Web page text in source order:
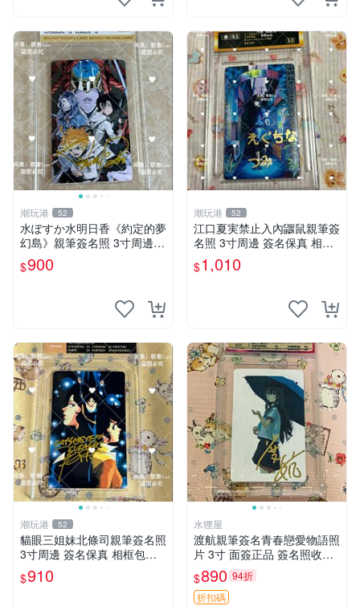
潮玩港 52
水ぽすか水明日香《約定的夢
幻島》親筆簽名照 3寸周邊照
片 簽名真跡 約束のネバーラ
ンド 周邊 照片收藏 水明日香
$900
潮玩港 52
江口夏実禁止入內鼴鼠親筆簽
名照 3寸周邊 簽名保真 相框
包裝 禁止入內 麵簽 周邊 親
筆簽名 時尚周邊 原裝卡磚
$1,010
潮玩港 52
貓眼三姐妹北條司親筆簽名照
3寸周邊 簽名保真 相框包裝
貓眼三姐妹 北條司 周邊 貓眼
三姐妹 簽名照 包裝相框
$910
水狸屋
渡航親筆簽名青春戀愛物語照
片 3寸 面簽正品 簽名照收藏
推薦 電腦 動畫 原創漫畫
$890 94折
折扣碼